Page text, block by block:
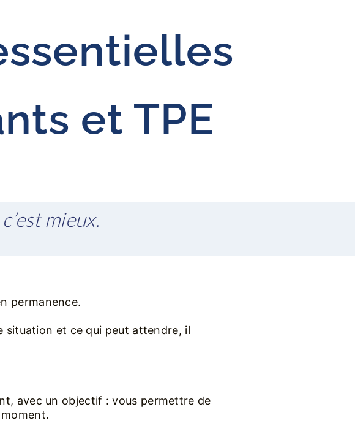
et TPE
mieux.
permanence.
situation et ce qui peut attendre, il
avec un objectif : vous permettre de